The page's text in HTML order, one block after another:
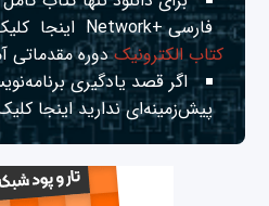
فارسی +Network
اینجا
کتاب الکترونیکدوره مقدماتی
اگر قصد یادگیری
پیش‌زمینه‌ای نداریداینجا